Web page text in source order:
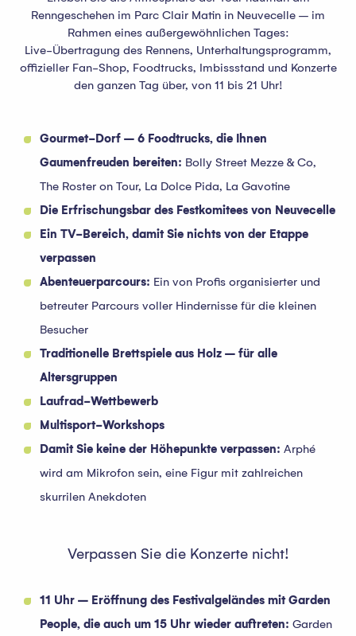
Renngeschehen im Parc Clair Matin in Neuvecelle – im
Rahmen eines außergewöhnlichen Tages:
Live-Übertragung des Rennens, Unterhaltungsprogramm,
offizieller Fan-Shop, Foodtrucks, Imbissstand und Konzerte
den ganzen Tag über, von 11 bis 21 Uhr!
Gourmet-Dorf – 6 Foodtrucks, die Ihnen
Gaumenfreuden bereiten: Bolly Street Mezze & Co,
The Roster on Tour, La Dolce Pida, La Gavotine
Die Erfrischungsbar des Festkomitees von Neuvecelle
Ein TV-Bereich, damit Sie nichts von der Etappe
verpassen
Abenteuerparcours: Ein von Profis organisierter und
betreuter Parcours voller Hindernisse für die kleinen
Besucher
Traditionelle Brettspiele aus Holz – für alle
Altersgruppen
Laufrad-Wettbewerb
Multisport-Workshops
Damit Sie keine der Höhepunkte verpassen: Arphé
wird am Mikrofon sein, eine Figur mit zahlreichen
skurrilen Anekdoten
Verpassen Sie die Konzerte nicht!
11 Uhr – Eröffnung des Festivalgeländes mit Garden
People, die auch um 15 Uhr wieder auftreten: Garden